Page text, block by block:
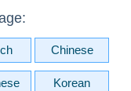
Chinese
Korean